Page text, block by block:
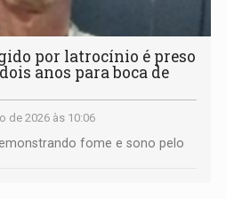
por latrocínio é preso
anos para boca de
de 2026 às 10:06
fome e sono pelo